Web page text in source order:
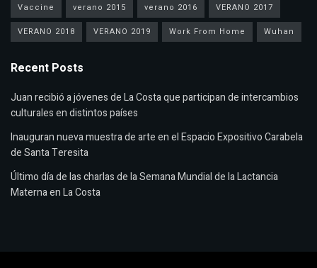
Vaccine
verano 2015 verano 2016
VERANO 2017
VERANO 2018
VERANO 2019 Work From Home Wuhan
Recent Posts
Juan recibió a jóvenes de La Costa que participan de intercambios
culturales en distintos países
Inauguran nueva muestra de arte en el Espacio Expositivo Carabela
de Santa Teresita
Último día de las charlas de la Semana Mundial de la Lactancia
Materna en La Costa